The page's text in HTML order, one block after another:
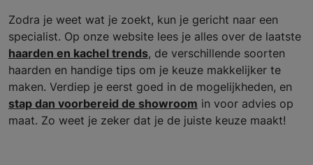
Zodra je weet wat je zoekt, kun je gericht naar een
specialist. Op onze website lees je alles over de laatste
haarden en kachel trends, de verschillende soorten
haarden en handige tips om je keuze makkelijker te
maken. Verdiep je eerst goed in de mogelijkheden, en
stap dan voorbereid de showroom in voor advies op
maat. Zo weet je zeker dat je de juiste keuze maakt!